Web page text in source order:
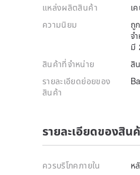
แหล่งผลิตสินค้า
เ
ความนิยม
ถู
จ
มี
สินค้าที่จำหน่าย
สิ
รายละเอียดย่อยของ
สินค้า
รายละเอียดของสิน
ควรบริโภคภายใน
ห